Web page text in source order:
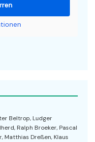
Beltrop, Ludger
Ralph Broeker, Pascal
Matthias Dreßen, Klaus